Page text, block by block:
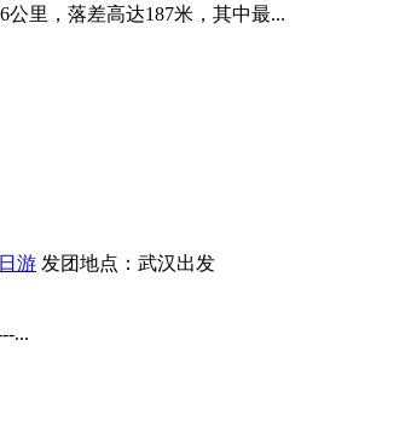
里，落差高达187米，其中最...
游 发团地点：武汉出发
...